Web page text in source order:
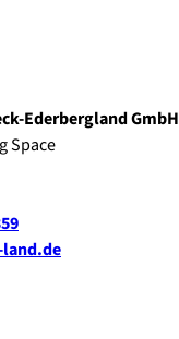
Ederbergland GmbH
Space